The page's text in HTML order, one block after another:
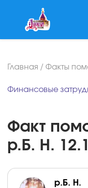
Главная / Факты
Финансовые
Факт
р.Б. Н.
р.Б. Н.